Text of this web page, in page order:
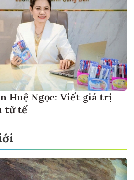
Huệ Ngọc: Viết giá trị
tử tế